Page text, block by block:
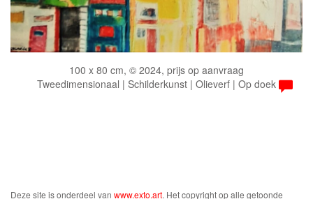
100 x 80 cm, © 2024, prijs op aanvraag
Tweedimensionaal | Schilderkunst | Olieverf | Op doek
Deze site is onderdeel van www.exto.art. Het copyright op alle getoonde